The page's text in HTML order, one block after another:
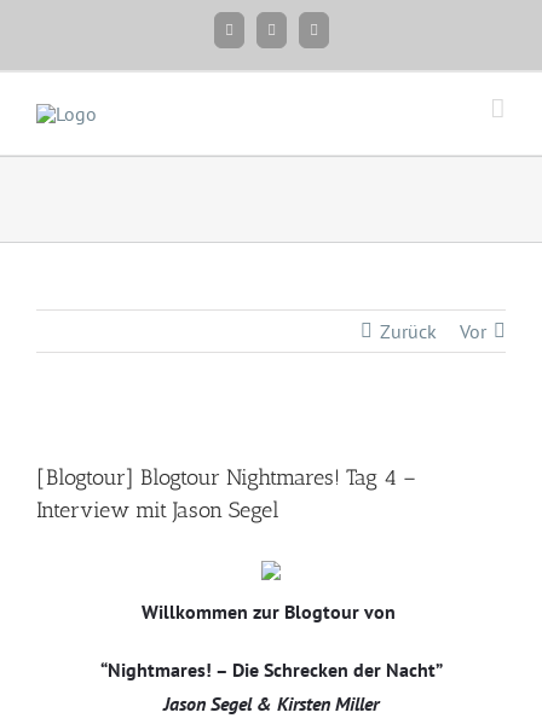
FacebookInstagramTwitter
Zurück Vor
grösseres
Bild
[Blogtour] Blogtour Nightmares! Tag 4 –
Interview mit Jason Segel
Willkommen zur Blogtour von
“Nightmares! – Die Schrecken der Nacht”
Jason Segel & Kirsten Miller